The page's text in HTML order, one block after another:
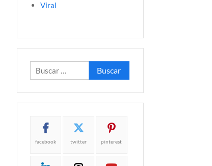
Viral
Buscar:
facebook twitter pinterest